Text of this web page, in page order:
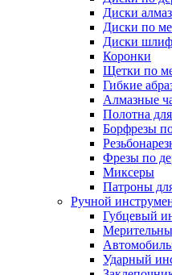
Диски
Диски по
Диски
Коронки
Щетки по
Гибкие
Алмазные
Полотна
Борфрезы
Фрезы по
Миксеры
Патроны
Ручной
Губцевый
Ударный